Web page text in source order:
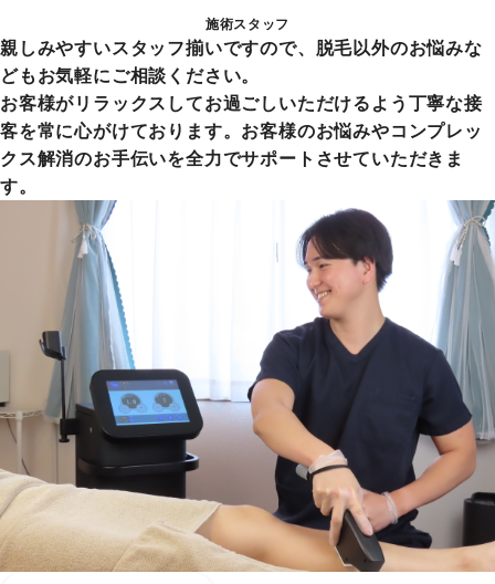
施術スタッフ
親しみやすいスタッフ揃いですので、脱毛以外のお悩みな
どもお気軽にご相談ください。
お客様がリラックスしてお過ごしいただけるよう丁寧な接
客を常に心がけております。お客様のお悩みやコンプレッ
クス解消のお手伝いを全力でサポートさせていただきま
す。